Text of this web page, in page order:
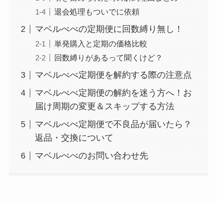
退会処理もついでに依頼
マベルべべの定期便に回数縛り無し！
単発購入と定期の価格比較
回数縛りがあるって聞くけど？
マベルべべ定期便を解約する際の注意点
マベルべべ定期便の解約を迷う方へ！お
届け周期の変更＆スキップする方法
マベルべべ定期便で不良品が届いたら？
返品・交換について
マベルべべのお問い合わせ先